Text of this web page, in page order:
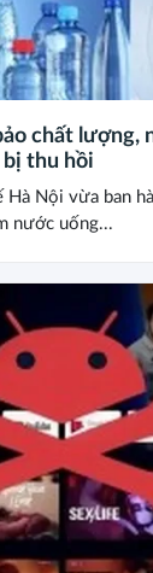
chất lượng,
thu hồi
Hà Nội vừa ban
nước uống...